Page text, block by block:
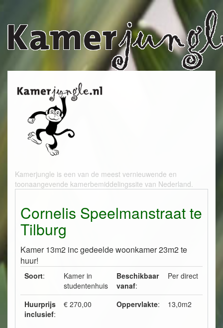
Kamerjungle is een van de meest vernieuwende en
toonaangevende kamerbemiddelingssite van Nederland.
Cornelis Speelmanstraat te
Tilburg
Kamer 13m2 inc gedeelde woonkamer 23m2 te
huur!
Soort:
Kamer in
studentenhuis
Beschikbaar
vanaf:
Per direct
Huurprijs
inclusief:
€ 270,00 Oppervlakte: 13,0m2